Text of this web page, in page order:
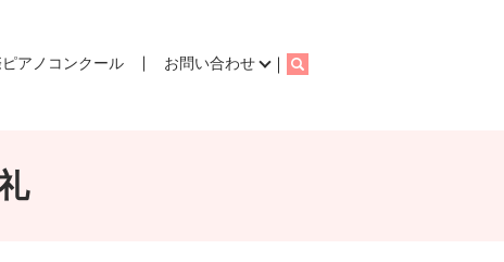
アノコンクール お問い合わせ search